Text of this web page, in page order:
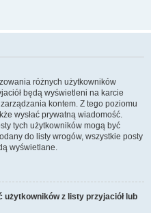
różnych użytkowników
będą wyświetleni na karcie
kontem. Z tego poziomu
wysłać prywatną wiadomość.
tych użytkowników mogą być
do listy wrogów, wszystkie posty
wyświetlane.
użytkowników z listy przyjaciół lub